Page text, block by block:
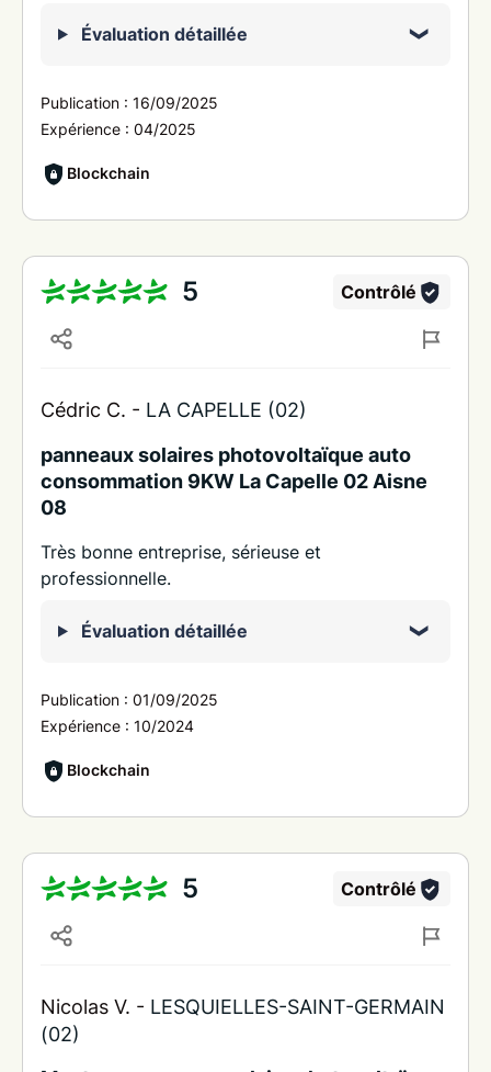
Évaluation détaillée
Publication : 16/09/2025
Expérience : 04/2025
Blockchain
5 Contrôlé
Cédric C. - LA CAPELLE (02)
panneaux solaires photovoltaïque auto
consommation 9KW La Capelle 02 Aisne
08
Très bonne entreprise, sérieuse et
professionnelle.
Évaluation détaillée
Publication : 01/09/2025
Expérience : 10/2024
Blockchain
5 Contrôlé
Nicolas V. - LESQUIELLES-SAINT-GERMAIN
(02)